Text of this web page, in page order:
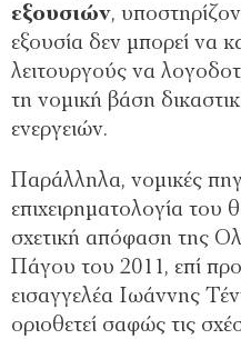
εξουσιών,
εξουσία δεν μπορεί να
λειτουργούς να
τη νομική βάση
ενεργειών.
Παράλληλα, νομικές
επιχειρηματολογία του
σχετική απόφαση της
Πάγου του 2011, επί
εισαγγελέα Ιωάννης
οριοθετεί σαφώς τις